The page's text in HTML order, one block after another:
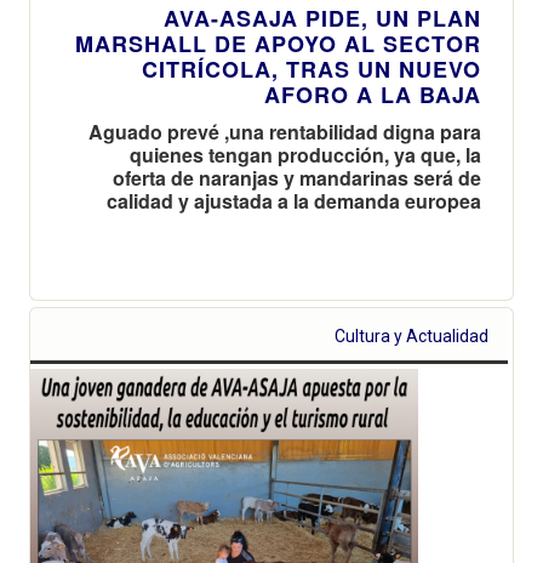
AVA-ASAJA PIDE, UN PLAN
MARSHALL DE APOYO AL SECTOR
CITRÍCOLA, TRAS UN NUEVO
AFORO A LA BAJA
Aguado prevé ,una rentabilidad digna para
quienes tengan producción, ya que, la
oferta de naranjas y mandarinas será de
calidad y ajustada a la demanda europea
Cultura y Actualidad